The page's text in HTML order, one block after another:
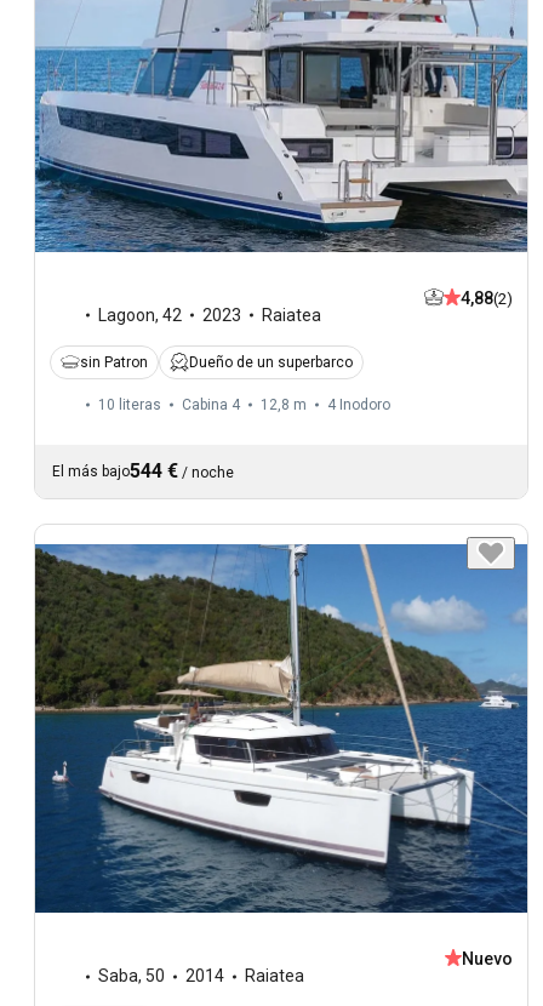
Lagoon, 42 2023 Raiatea
4,88(2)
sin Patron Dueño de un superbarco
10 literas Cabina 4 12,8 m 4 Inodoro
El más bajo544 € / noche
Saba, 50 2014 Raiatea
Nuevo